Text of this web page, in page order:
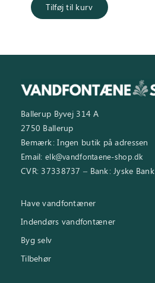
Tilføj til kurv
Ballerup Byvej 314 A
2750 Ballerup
Bemærk: Ingen butik på adressen
Email: elk@vandfontaene-shop.dk
CVR: 37338737 – Bank: Jyske Bank
Have vandfontæner
Indendørs vandfontæner
Byg selv
Tilbehør